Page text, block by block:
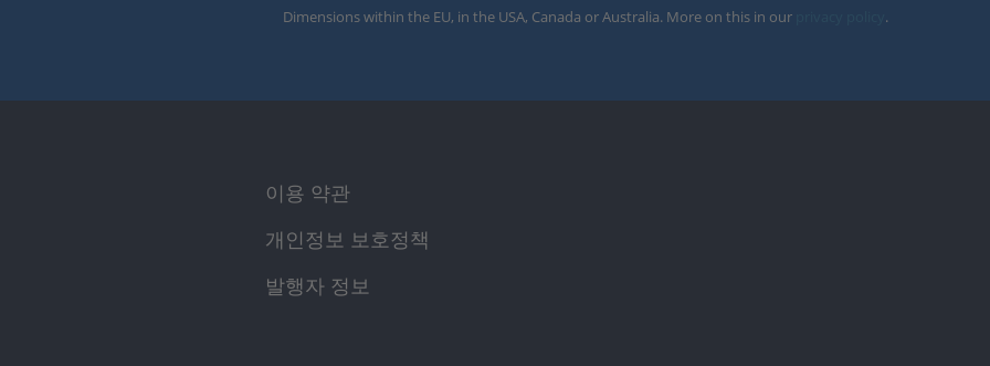
Dimensions within the EU, in the USA, Canada or Australia. More on this in our
.
이용 약관
개인정보 보호정책
발행자 정보